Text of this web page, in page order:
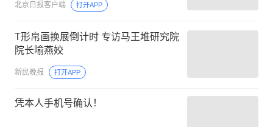
北京日报客户端 打开APP
T形帛画换展倒计时 专访马王堆研究院
院长喻燕姣
新民晚报 打开APP
凭本人手机号确认！